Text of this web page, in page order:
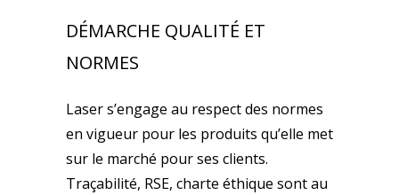
DÉMARCHE QUALITÉ ET
NORMES
Laser s’engage au respect des normes
en vigueur pour les produits qu’elle met
sur le marché pour ses clients.
Traçabilité, RSE, charte éthique sont au